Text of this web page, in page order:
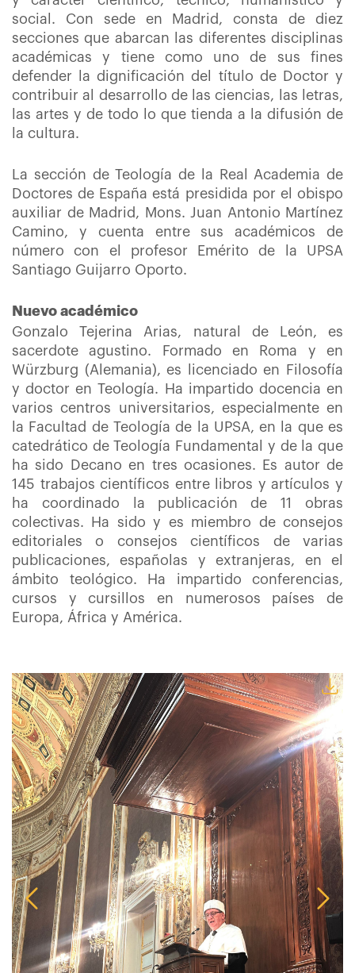
social. Con sede en Madrid, consta de diez
secciones que abarcan las diferentes disciplinas
académicas y tiene como uno de sus fines
defender la dignificación del título de Doctor y
contribuir al desarrollo de las ciencias, las letras,
las artes y de todo lo que tienda a la difusión de
la cultura.
La sección de Teología de la Real Academia de
Doctores de España está presidida por el obispo
auxiliar de Madrid, Mons. Juan Antonio Martínez
Camino, y cuenta entre sus académicos de
número con el profesor Emérito de la UPSA
Santiago Guijarro Oporto.
Nuevo académico
Gonzalo Tejerina Arias, natural de León, es
sacerdote agustino. Formado en Roma y en
Würzburg (Alemania), es licenciado en Filosofía
y doctor en Teología. Ha impartido docencia en
varios centros universitarios, especialmente en
la Facultad de Teología de la UPSA, en la que es
catedrático de Teología Fundamental y de la que
ha sido Decano en tres ocasiones. Es autor de
145 trabajos científicos entre libros y artículos y
ha coordinado la publicación de 11 obras
colectivas. Ha sido y es miembro de consejos
editoriales o consejos científicos de varias
publicaciones, españolas y extranjeras, en el
ámbito teológico. Ha impartido conferencias,
cursos y cursillos en numerosos países de
Europa, África y América.